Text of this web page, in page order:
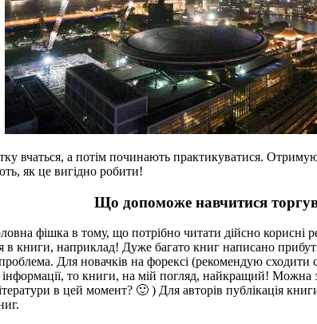
вчаться, а потім починають практикуватися.
як це вигідно робити!
Що допоможе навчитися
фішка в тому, що потрібно читати дійсно
в книги, наприклад! Дуже багато книг написано
Для новачків на форексі (рекомендую
то книги, на мій погляд, найкращий!
в цей момент? 🙂 ) Для авторів публікація